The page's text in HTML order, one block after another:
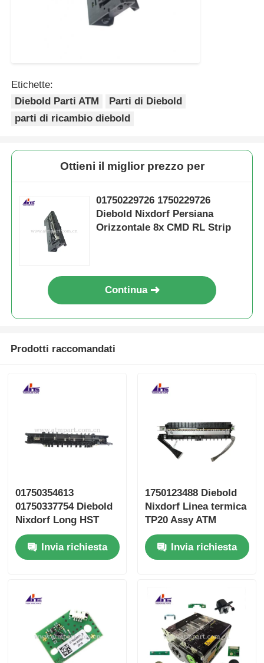
Bancomat
Riciclatore di monete
Etichette:
Diebold Parti ATM
Parti di Diebold
parti di ricambio diebold
Ottieni il miglior prezzo per
01750229726 1750229726
Diebold Nixdorf Persiana
Orizzontale 8x CMD RL Strip
Continua
Prodotti raccomandati
01750354613
01750337754 Diebold
Nixdorf Long HST
Flexible Fingers
Invia richiesta
1750123488 Diebold
Nixdorf Linea termica
TP20 Assy ATM
Ricambi
Invia richiesta